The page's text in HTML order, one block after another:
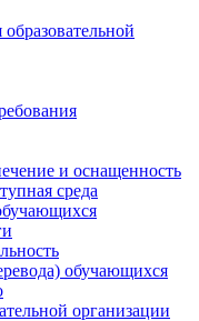
и оснащенность
среда
обучающихся
организации